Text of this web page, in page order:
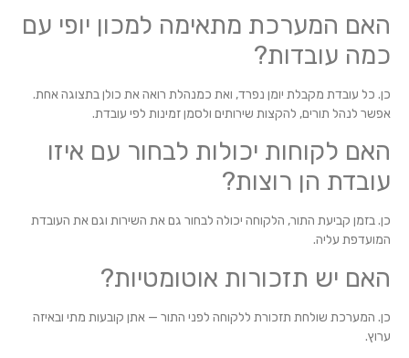
האם המערכת מתאימה למכון יופי עם
כמה עובדות?
כן. כל עובדת מקבלת יומן נפרד, ואת כמנהלת רואה את כולן בתצוגה אחת.
אפשר לנהל תורים, להקצות שירותים ולסמן זמינות לפי עובדת.
האם לקוחות יכולות לבחור עם איזו
עובדת הן רוצות?
כן. בזמן קביעת התור, הלקוחה יכולה לבחור גם את השירות וגם את העובדת
המועדפת עליה.
האם יש תזכורות אוטומטיות?
כן. המערכת שולחת תזכורת ללקוחה לפני התור — אתן קובעות מתי ובאיזה
ערוץ.